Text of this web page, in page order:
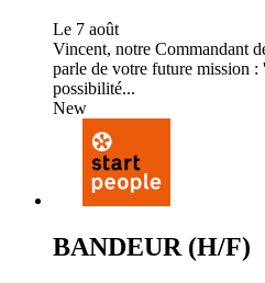
Le 7 août
Vincent, notre Commandant
parle de votre future mission
possibilité...
New
BANDEUR (H/F)